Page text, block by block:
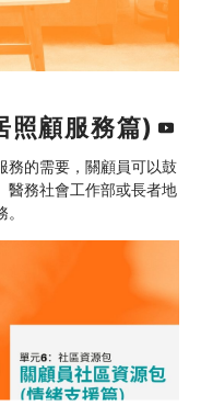
照顧服務篇)
務的需要，關顧員可以鼓
醫務社會工作部或長者地